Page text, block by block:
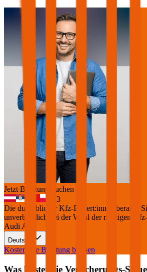
Jetzt Beratung buchen
+3
Die durchblicker Kfz-Expert:innen beraten
unverbindlich bei der Wahl der richtigen
Audi A1
Deutsch
Kostenlose Beratung buchen
Was kostet die Versicherungs-